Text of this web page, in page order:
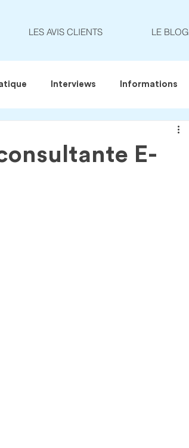
LES AVIS CLIENTS LE BLOG
Interviews Informations
E-